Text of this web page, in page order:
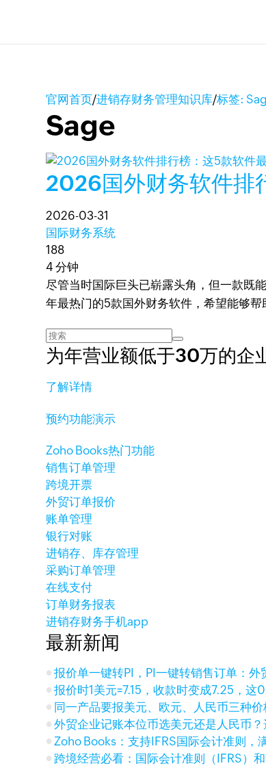
官网首页/进销存财务管理知识库/标签:
Sage
2026国外财务软件排
2026-03-31
国际财务系统
188
4 分钟
尽管当时国际巨头已崭露头角，但一款既
年最热门的5款国外财务软件，希望能够帮
为年营业额低于30万的企
了解详情
预约功能演示
Zoho Books热门功能
销售订单管理
跨境开票
外贸订单报价
账单管理
银行对账
进销存、库存管理
采购订单管理
在线支付
订单财务报表
进销存财务手机app
最新新闻
报价单一键转PI，PI一键转销售订单：
报价时1美元=7.15，收款时变成7.25，这
同一产品要报美元、欧元、人民币三种
外贸企业记账本位币选美元还是人民币
Zoho Books：支持IFRS国际会计准则，
跨境经营必看：国际会计准则（IFRS）